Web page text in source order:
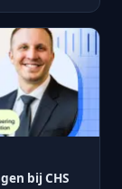
bij CHS